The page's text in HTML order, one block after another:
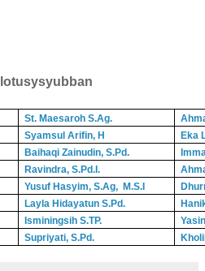
St. Maesaroh S.Ag.
Syamsul Arifin, H
Eka
Baihaqi Zainudin, S.Pd.
Ravindra, S.Pd.I.
Yusuf Hasyim, S.Ag, M.S.I
Layla Hidayatun S.Pd.
Isminingsih S.TP.
Supriyati, S.Pd.